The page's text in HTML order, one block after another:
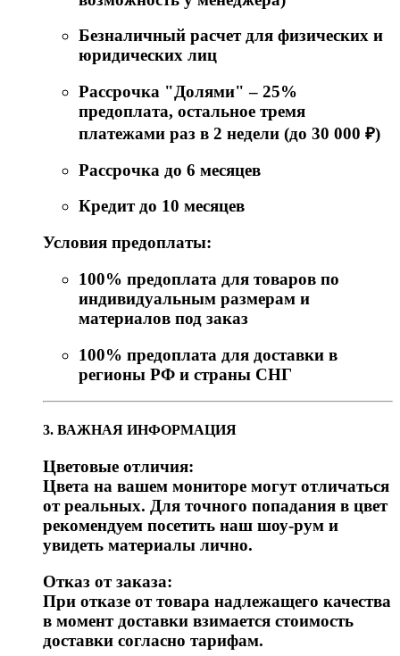
Безналичный расчет для физических и
юридических лиц
Рассрочка "Долями" – 25%
предоплата, остальное тремя
платежами раз в 2 недели (до 30 000 ₽)
Рассрочка до 6 месяцев
Кредит до 10 месяцев
Условия предоплаты:
100% предоплата для товаров по
индивидуальным размерам и
материалов под заказ
100% предоплата для доставки в
регионы РФ и страны СНГ
3. ВАЖНАЯ ИНФОРМАЦИЯ
Цветовые отличия:
Цвета на вашем мониторе могут отличаться
от реальных. Для точного попадания в цвет
рекомендуем посетить наш шоу-рум и
увидеть материалы лично.
Отказ от заказа:
При отказе от товара надлежащего качества
в момент доставки взимается стоимость
доставки согласно тарифам.